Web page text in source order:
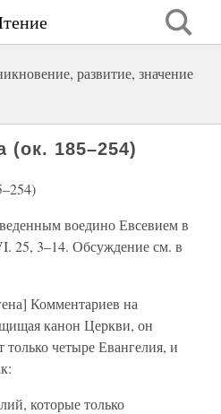
развитие, значение
(ок. 185–254)
воедино Евсевием в
25, 3–14. Обсуждение см. в
Комментариев на
канон Церкви, он
только четыре Евангелия, и
которые только